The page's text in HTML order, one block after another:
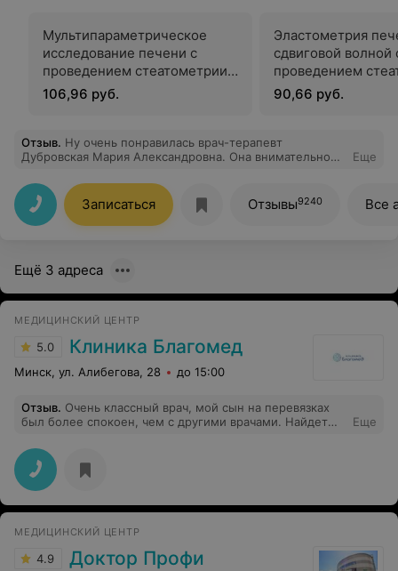
Мультипараметрическое
исследование печени с
проведением стеатометрии
и эластометрии
106,96 руб.
Эластометрия
сдвиговой волной
проведением
90,66 руб.
Отзыв. Ну очень понравилась врач-терапевт
Дубровская Мария Александровна. Она внимательно
подошла к моему лечению. Очень ценю человеческое
отношение, терпение и профессионализм.
Настоятельно рекомендую этого врача всем, кто ищет
надежного и внимательного терапевта!
Еще
Записаться Отзывы9240 Все
Ещё 3 адреса
МЕДИЦИНСКИЙ ЦЕНТР
5.0 Клиника Благомед
Минск, ул. Алибегова, 28 до 15:00
Отзыв. Очень классный врач, мой сын на перевязках
был более спокоен, чем с другими врачами. Найдет
Еще
МЕДИЦИНСКИЙ ЦЕНТР
4.9 Доктор Профи